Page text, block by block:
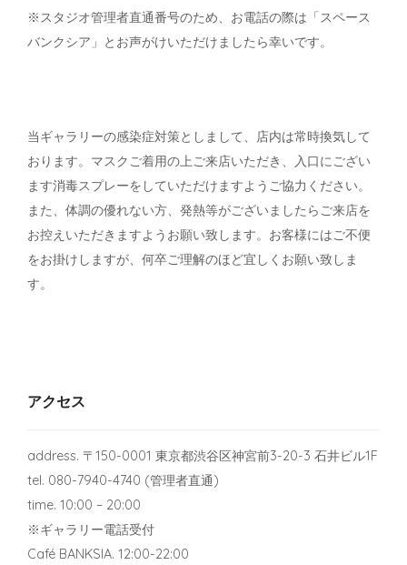
※スタジオ管理者直通番号のため、お電話の際は「スペース
バンクシア」とお声がけいただけましたら幸いです。
当ギャラリーの感染症対策としまして、店内は常時換気して
おります。マスクご着用の上ご来店いただき、入口にござい
ます消毒スプレーをしていただけますようご協力ください。
また、体調の優れない方、発熱等がございましたらご来店を
お控えいただきますようお願い致します。お客様にはご不便
をお掛けしますが、何卒ご理解のほど宜しくお願い致しま
す。
アクセス
address. 〒150-0001 東京都渋谷区神宮前3-20-3 石井ビル1F
tel. 080-7940-4740 (管理者直通)
time. 10:00 – 20:00
※ギャラリー電話受付
Café BANKSIA. 12:00-22:00